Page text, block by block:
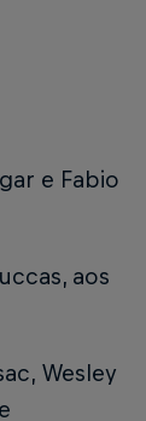
e Fabio
aos
Wesley